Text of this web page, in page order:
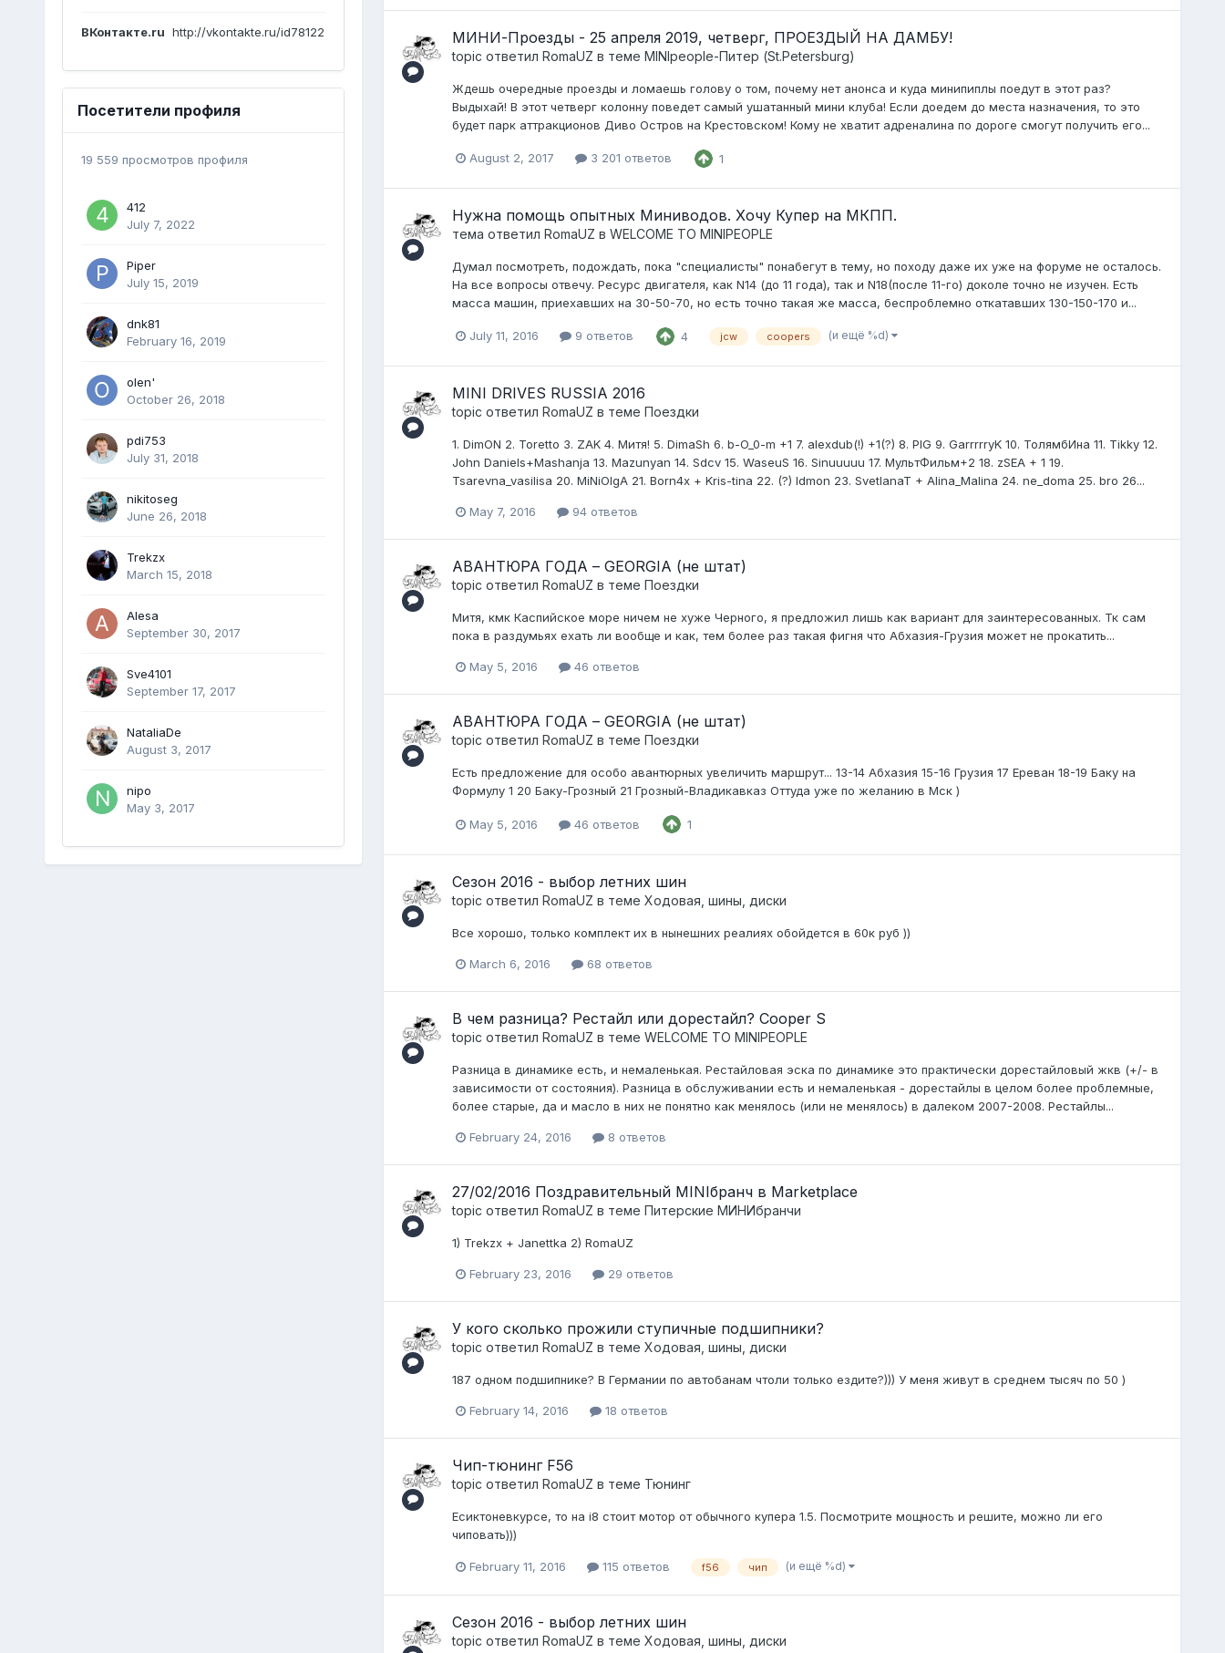
ВКонтакте.ru http://vkontakte.ru/id78122
Посетители профиля
19 559 просмотров профиля
412
July 7, 2022
Piper
July 15, 2019
dnk81
February 16, 2019
olen'
October 26, 2018
pdi753
July 31, 2018
nikitoseg
June 26, 2018
Trekzx
March 15, 2018
Alesa
September 30, 2017
Sve4101
September 17, 2017
NataliaDe
August 3, 2017
nipo
May 3, 2017
МИНИ-Проезды - 25 апреля 2019, четверг, ПРОЕЗДЫЙ НА ДАМБУ!
topic ответил RomaUZ в теме MINIpeople-Питер (St.Petersburg)
Ждешь очередные проезды и ломаешь голову о том, почему нет анонса и куда минипиплы поедут в этот раз?
Выдыхай! В этот четверг колонну поведет самый ушатанный мини клуба! Если доедем до места назначения, то это
будет парк аттракционов Диво Остров на Крестовском! Кому не хватит адреналина по дороге смогут получить его...
August 2, 2017 3 201 ответов 1
Нужна помощь опытных Миниводов. Хочу Купер на МКПП.
тема ответил RomaUZ в WELCOME TO MINIPEOPLE
Думал посмотреть, подождать, пока "специалисты" понабегут в тему, но походу даже их уже на форуме не осталось.
На все вопросы отвечу. Ресурс двигателя, как N14 (до 11 года), так и N18(после 11-го) доколе точно не изучен. Есть
масса машин, приехавших на 30-50-70, но есть точно такая же масса, беспроблемно откатавших 130-150-170 и...
July 11, 2016 9 ответов 4 jcw coopers (и ещё %d)
MINI DRIVES RUSSIA 2016
topic ответил RomaUZ в теме Поездки
1. DimON 2. Toretto 3. ZAK 4. Митя! 5. DimaSh 6. b-O_0-m +1 7. alexdub(!) +1(?) 8. PIG 9. GarrrrryK 10. ТолямбИна 11. Tikky 12.
John Daniels+Mashanja 13. Mazunyan 14. Sdcv 15. WaseuS 16. Sinuuuuu 17. МультФильм+2 18. zSEA + 1 19.
Tsarevna_vasilisa 20. MiNiOlgA 21. Born4x + Kris-tina 22. (?) Idmon 23. SvetlanaT + Alina_Malina 24. ne_doma 25. bro 26...
May 7, 2016 94 ответов
АВАНТЮРА ГОДА – GEORGIA (не штат)
topic ответил RomaUZ в теме Поездки
Митя, кмк Каспийское море ничем не хуже Черного, я предложил лишь как вариант для заинтересованных. Тк сам
пока в раздумьях ехать ли вообще и как, тем более раз такая фигня что Абхазия-Грузия может не прокатить...
May 5, 2016 46 ответов
АВАНТЮРА ГОДА – GEORGIA (не штат)
topic ответил RomaUZ в теме Поездки
Есть предложение для особо авантюрных увеличить маршрут... 13-14 Абхазия 15-16 Грузия 17 Ереван 18-19 Баку на
Формулу 1 20 Баку-Грозный 21 Грозный-Владикавказ Оттуда уже по желанию в Мск )
May 5, 2016 46 ответов 1
Сезон 2016 - выбор летних шин
topic ответил RomaUZ в теме Ходовая, шины, диски
Все хорошо, только комплект их в нынешних реалиях обойдется в 60к руб ))
March 6, 2016 68 ответов
В чем разница? Рестайл или дорестайл? Cooper S
topic ответил RomaUZ в теме WELCOME TO MINIPEOPLE
Разница в динамике есть, и немаленькая. Рестайловая эска по динамике это практически дорестайловый жкв (+/- в
зависимости от состояния). Разница в обслуживании есть и немаленькая - дорестайлы в целом более проблемные,
более старые, да и масло в них не понятно как менялось (или не менялось) в далеком 2007-2008. Рестайлы...
February 24, 2016 8 ответов
27/02/2016 Поздравительный MINIбранч в Marketplace
topic ответил RomaUZ в теме Питерские МИНИбранчи
1) Trekzx + Janettka 2) RomaUZ
February 23, 2016 29 ответов
У кого сколько прожили ступичные подшипники?
topic ответил RomaUZ в теме Ходовая, шины, диски
187 одном подшипнике? В Германии по автобанам чтоли только ездите?))) У меня живут в среднем тысяч по 50 )
February 14, 2016 18 ответов
Чип-тюнинг F56
topic ответил RomaUZ в теме Тюнинг
Есиктоневкурсе, то на i8 стоит мотор от обычного купера 1.5. Посмотрите мощность и решите, можно ли его
чиповать)))
February 11, 2016 115 ответов f56 чип (и ещё %d)
Сезон 2016 - выбор летних шин
topic ответил RomaUZ в теме Ходовая, шины, диски